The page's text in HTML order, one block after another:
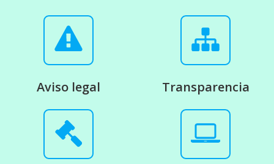
Aviso legal Transparencia